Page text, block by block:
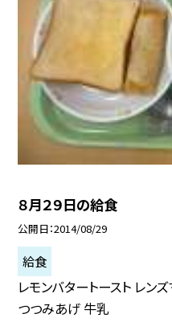
８月２９日の給食
公開日 2014/08/29
給食
レモンバタートースト レン
つつみあげ 牛乳